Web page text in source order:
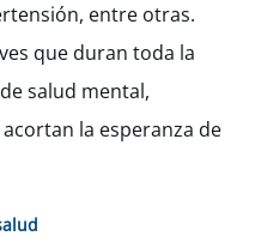
entre otras.
que duran toda la
salud mental,
la esperanza de